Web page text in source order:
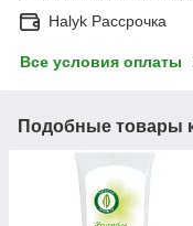
Halyk Рассрочка
Все условия оплаты
Подобные товары